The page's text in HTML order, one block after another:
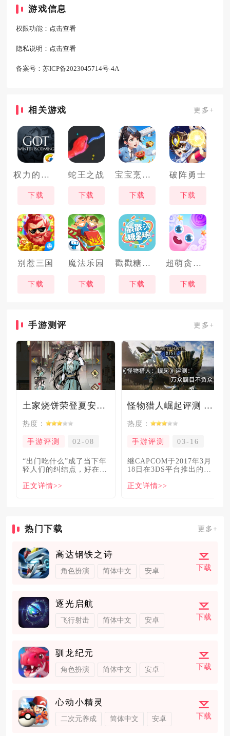
游戏信息
权限功能： 点击查看
隐私说明： 点击查看
备案号：苏ICP备2023045714号-4A
相关游戏 更多+
权力的游戏凛冬将至
下载
蛇王之战
下载
宝宝烹饪师
下载
破阵勇士
下载
别惹三国
下载
魔法乐园
下载
戳戳糖星球
下载
超萌贪吃蛇
下载
手游测评 更多+
土家烧饼荣登夏安必吃榜？烧饼西施摇身成流量网红！
热度：
手游评测 02-08
“出门吃什么”成了当下年
轻人们的纠结点，好在美
解
正文详情>>
怪物猎人崛起评测 万众瞩目不负众望
热度：
手游评测 03-16
继CAPCOM于2017年3月
18日在3DS平台推出的
正文详情>>
热门下载 更多+
高达钢铁之诗
角色扮演 简体中文 安卓 下载
逐光启航
飞行射击 简体中文 安卓 下载
驯龙纪元
角色扮演 简体中文 安卓 下载
心动小精灵
二次元养成 简体中文 安卓 下载